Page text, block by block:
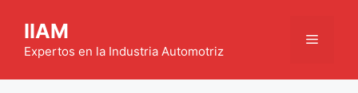
contenido
IIAM
Expertos en la Industria Automotriz
Menú